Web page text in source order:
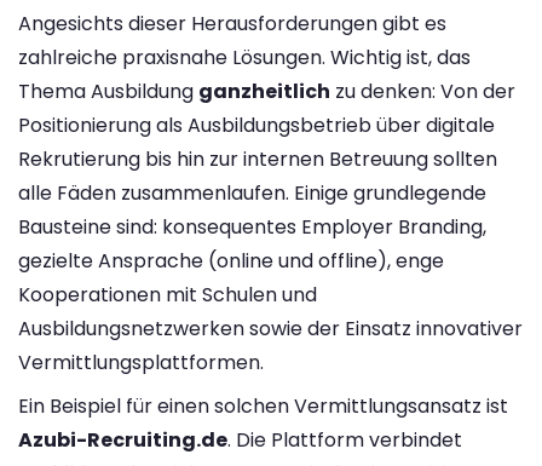
Angesichts dieser Herausforderungen gibt es
zahlreiche praxisnahe Lösungen. Wichtig ist, das
Thema Ausbildung ganzheitlich zu denken: Von der
Positionierung als Ausbildungsbetrieb über digitale
Rekrutierung bis hin zur internen Betreuung sollten
alle Fäden zusammenlaufen. Einige grundlegende
Bausteine sind: konsequentes Employer Branding,
gezielte Ansprache (online und offline), enge
Kooperationen mit Schulen und
Ausbildungsnetzwerken sowie der Einsatz innovativer
Vermittlungsplattformen.
Ein Beispiel für einen solchen Vermittlungsansatz ist
Azubi-Recruiting.de. Die Plattform verbindet